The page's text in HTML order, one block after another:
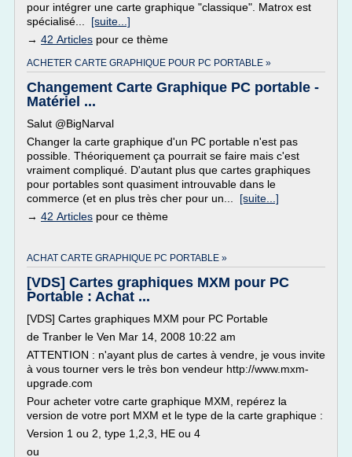
pour intégrer une carte graphique "classique". Matrox est
spécialisé... [suite...]
→ 42 Articles pour ce thème
ACHETER CARTE GRAPHIQUE POUR PC PORTABLE »
Changement Carte Graphique PC portable -
Matériel ...
Salut @BigNarval
Changer la carte graphique d'un PC portable n'est pas
possible. Théoriquement ça pourrait se faire mais c'est
vraiment compliqué. D'autant plus que cartes graphiques
pour portables sont quasiment introuvable dans le
commerce (et en plus très cher pour un... [suite...]
→ 42 Articles pour ce thème
ACHAT CARTE GRAPHIQUE PC PORTABLE »
[VDS] Cartes graphiques MXM pour PC
Portable : Achat ...
[VDS] Cartes graphiques MXM pour PC Portable
de Tranber le Ven Mar 14, 2008 10:22 am
ATTENTION : n'ayant plus de cartes à vendre, je vous invite
à vous tourner vers le très bon vendeur http://www.mxm-
upgrade.com
Pour acheter votre carte graphique MXM, repérez la
version de votre port MXM et le type de la carte graphique :
Version 1 ou 2, type 1,2,3, HE ou 4
ou